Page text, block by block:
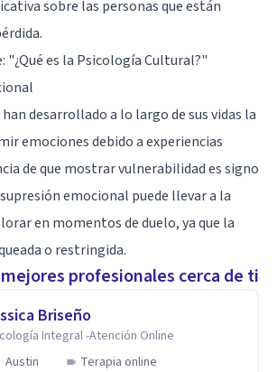
sobre las personas que están
"¿Qué es la Psicología Cultural?"
desarrollado a lo largo de sus vidas la
emociones debido a experiencias
de que mostrar vulnerabilidad es signo
emocional puede llevar a la
en momentos de duelo, ya que la
o restringida.
profesionales cerca de ti
Briseño
Integral -Atención Online
Austin
Terapia online